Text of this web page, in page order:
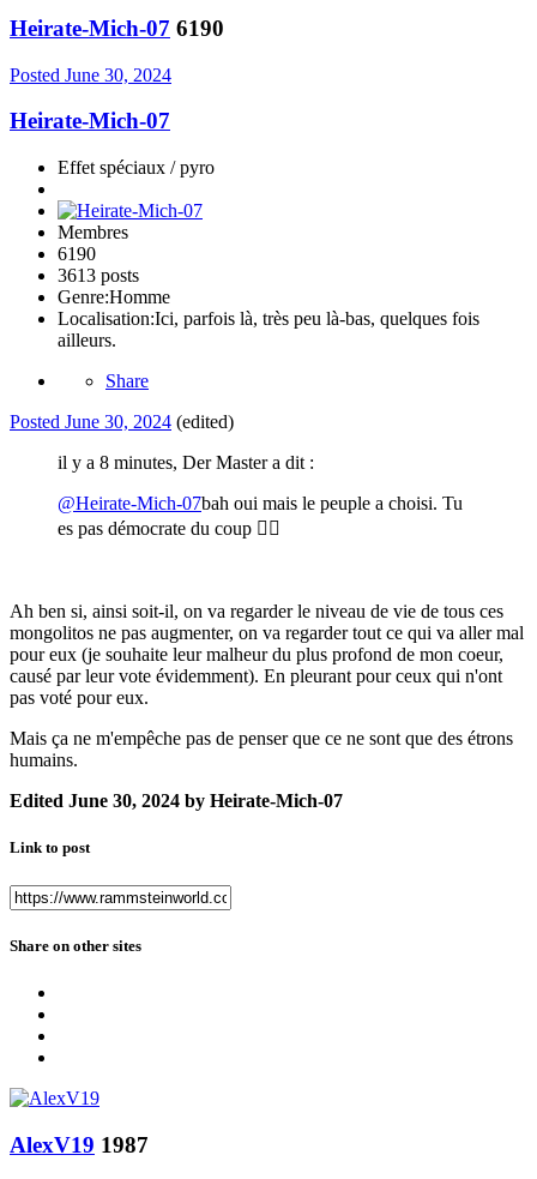
Heirate-Mich-07 6190
Posted June 30, 2024
Heirate-Mich-07
Effet spéciaux / pyro
Membres
6190
3613 posts
Genre:Homme
Localisation:Ici, parfois là, très peu là-bas, quelques fois
ailleurs.
Share
Posted June 30, 2024 (edited)
il y a 8 minutes, Der Master a dit :
@Heirate-Mich-07bah oui mais le peuple a choisi. Tu
es pas démocrate du coup 🤷‍♂️
Ah ben si, ainsi soit-il, on va regarder le niveau de vie de tous ces
mongolitos ne pas augmenter, on va regarder tout ce qui va aller mal
pour eux (je souhaite leur malheur du plus profond de mon coeur,
causé par leur vote évidemment). En pleurant pour ceux qui n'ont
pas voté pour eux.
Mais ça ne m'empêche pas de penser que ce ne sont que des étrons
humains.
Edited June 30, 2024 by Heirate-Mich-07
Link to post
Share on other sites
AlexV19 1987